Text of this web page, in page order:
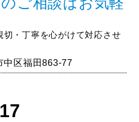
切・丁寧を心がけて対応させ
中区福田863-77